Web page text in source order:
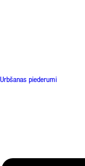
Urbšanas piederumi